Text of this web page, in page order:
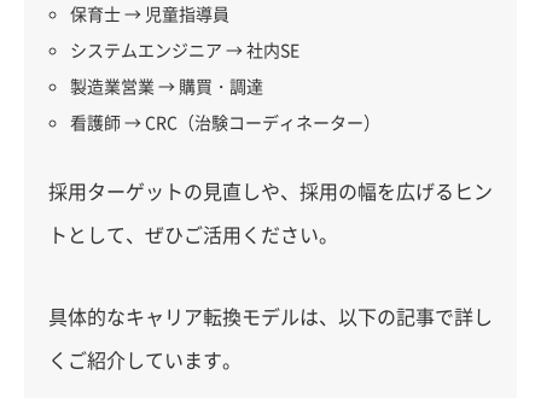
保育士 → 児童指導員
システムエンジニア → 社内SE
製造業営業 → 購買・調達
看護師 → CRC（治験コーディネーター）
採用ターゲットの見直しや、採用の幅を広げるヒン
トとして、ぜひご活用ください。
具体的なキャリア転換モデルは、以下の記事で詳し
くご紹介しています。